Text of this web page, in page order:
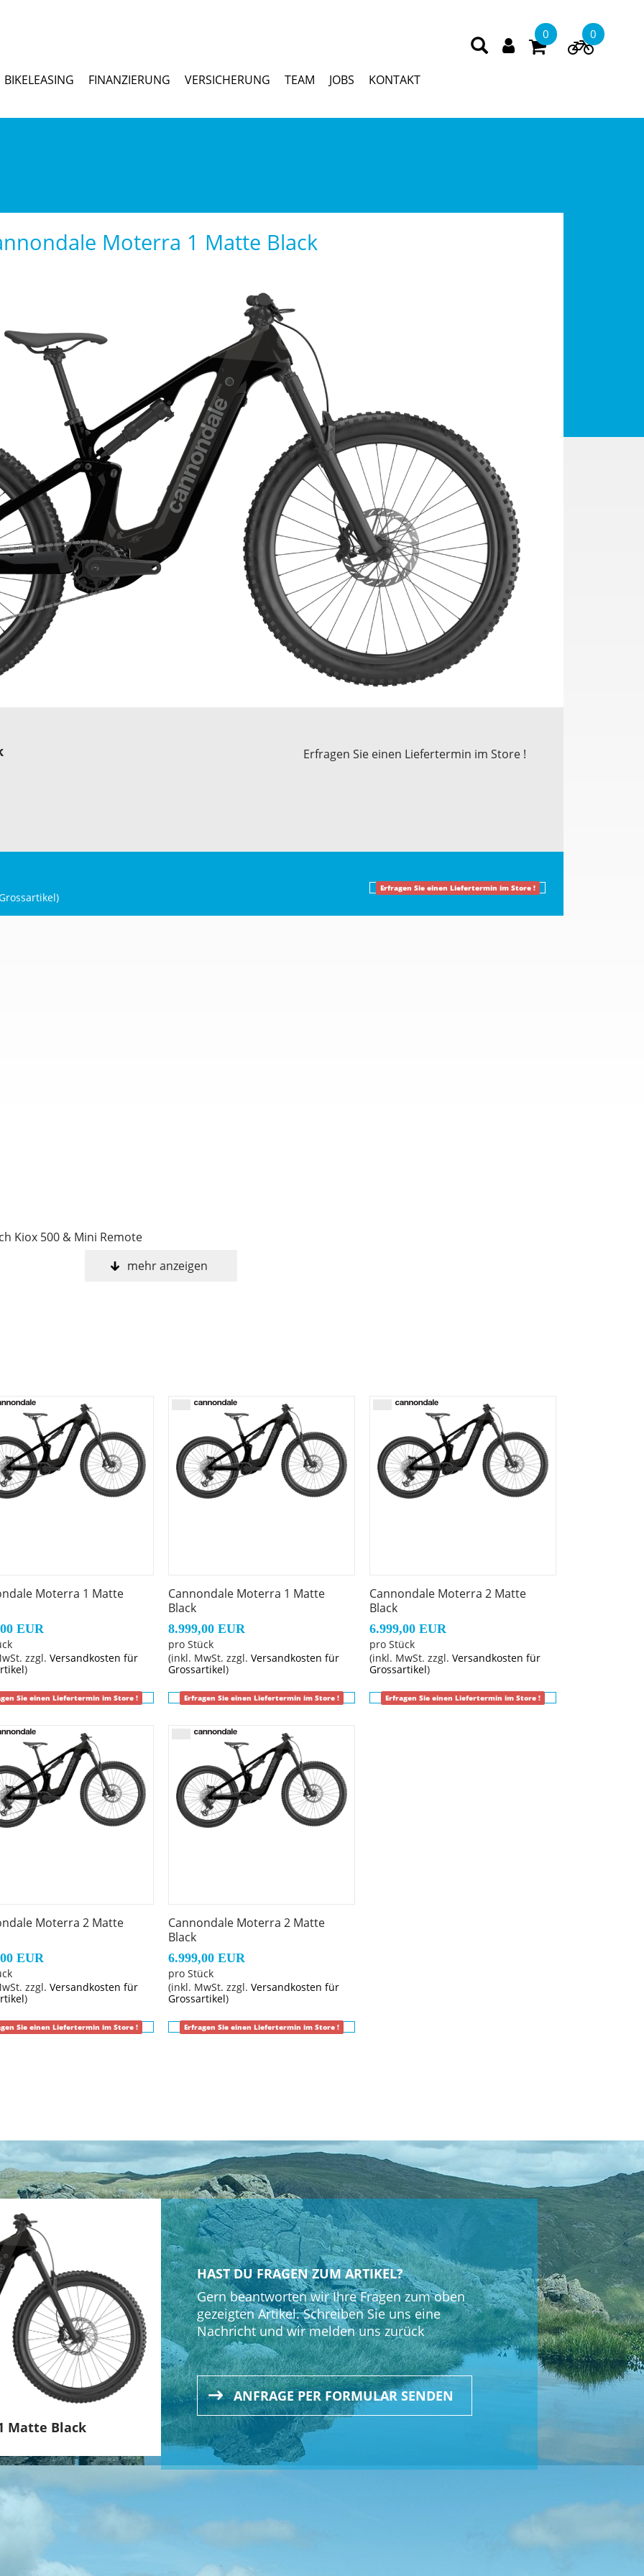
0 0
BIKELEASING FINANZIERUNG VERSICHERUNG TEAM JOBS KONTAKT
Moterra 1 Matte Black
Erfragen Sie einen Liefertermin im Store !
)
Erfragen Sie einen Liefertermin im Store !
Kiox 500 & Mini Remote
range extender compatible
chainline, 160mm, 34T
disc, 203/203mm MDR-S rotors, 2.5mm
speed, (E-System powered)
50, 11-speed
EVOL LV, 230x62.5mm
clamp, 30mm rise, 8° sweep, 5° rise, 780mm
Soft Black Foldable / (R) Continental Kryptotal-R, 29x2.4", Enduro Soft Black Foldable
tubeless ready
11-speed
S-Alloy Mobius rail
integrated display mount, 3D Forged 6061 Alloy, 1-1/8", 45mm, 0°
mehr anzeigen
Moterra 1 Matte
EUR
zzgl. Versandkosten für
)
Sie einen Liefertermin im Store !
Cannondale Moterra 1 Matte
Black
8.999,00 EUR
pro Stück
(inkl. MwSt. zzgl. Versandkosten für
Grossartikel)
Erfragen Sie einen Liefertermin im Store !
Cannondale Moterra 2 Matte
Black
6.999,00 EUR
pro Stück
(inkl. MwSt. zzgl. Versandkosten für
Grossartikel)
Erfragen Sie einen Liefertermin im Store !
Moterra 2 Matte
EUR
zzgl. Versandkosten für
)
Sie einen Liefertermin im Store !
Cannondale Moterra 2 Matte
Black
6.999,00 EUR
pro Stück
(inkl. MwSt. zzgl. Versandkosten für
Grossartikel)
Erfragen Sie einen Liefertermin im Store !
Matte Black
HAST DU FRAGEN ZUM ARTIKEL?
Gern beantworten wir Ihre Fragen zum oben
gezeigten Artikel. Schreiben Sie uns eine
Nachricht und wir melden uns zurück
ANFRAGE PER FORMULAR SENDEN